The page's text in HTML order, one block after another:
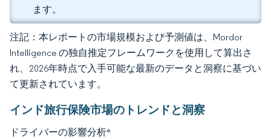
ます。
注記：本レポートの市場規模および予測値は、Mordor
Intelligence の独自推定フレームワークを使用して算出さ
れ、2026年時点で入手可能な最新のデータと洞察に基づい
て更新されています。
インド旅行保険市場のトレンドと洞察
ドライバーの影響分析*